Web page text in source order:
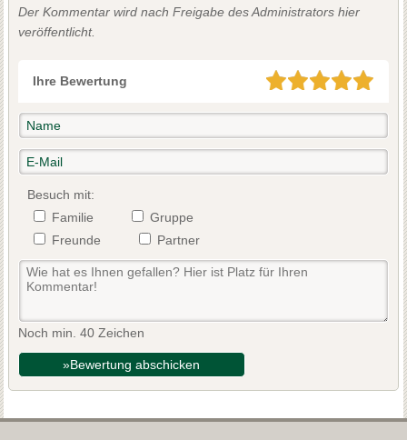
Der Kommentar wird nach Freigabe des Administrators hier
veröffentlicht.
Ihre Bewertung
Besuch mit:
Familie
Gruppe
Freunde
Partner
Noch min. 40 Zeichen
»Bewertung abschicken